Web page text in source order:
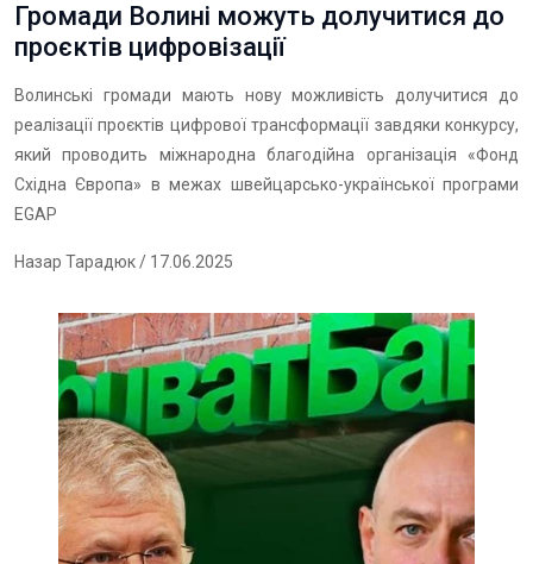
Громади Волині можуть долучитися до
проєктів цифровізації
Волинські громади мають нову можливість долучитися до
реалізації проєктів цифрової трансформації завдяки конкурсу,
який проводить міжнародна благодійна організація «Фонд
Східна Європа» в межах швейцарсько-української програми
EGAP
Назар Тарадюк/ 17.06.2025